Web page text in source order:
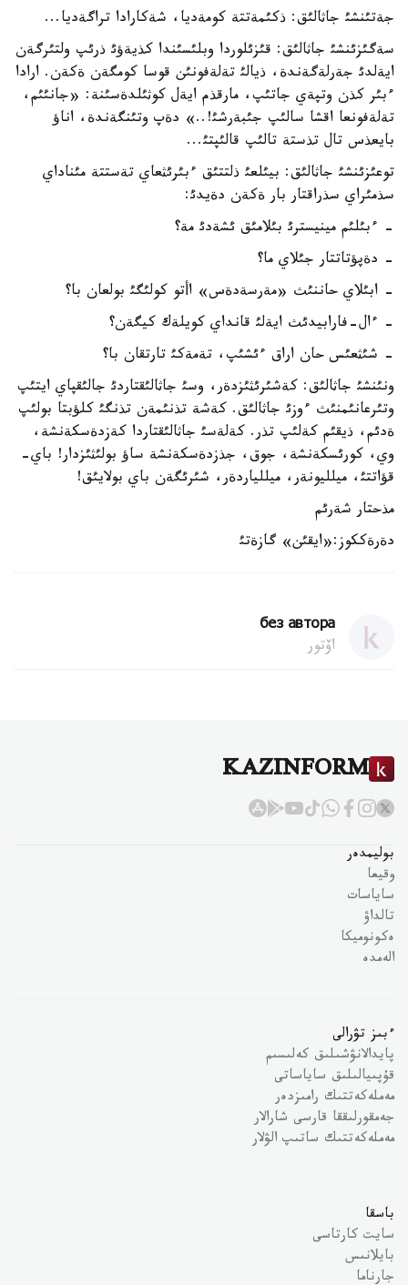
جةتئنشئ جاثالئق: ذكئمةتتة كومةديا، شةكارادا تراگةديا...
سةگئزئنشئ جاثالئق: قئزئلوردا وبلئسئندا كذيةؤئ ذرئپ ولتئرگةن
ايةلدئ جةرلةگةندة، ذيالئ تةلةفونئن قوسا كومگةن ةكةن. ارادا
ءبئر كذن وتپةي جاتئپ، مارقذم ايةل كوثئلدةسئنة: «جانئئم،
تةلةفونعا اقشا سالئپ جئبةرشئ!..» دةپ وتئنگةندة، اناؤ
بايعذس تال تذستة تالئپ قالئپتئ...
توعئزئنشئ جاثالئق: بيئلعئ ذلتتئق ءبئرئثعاي تةستتة مئناداي
سذمئراي سذراقتار بار ةكةن دةيدئ:
- ءبئلئم مينيسترئ بئلامئق ئشةدئ مة؟
- دةپؤتاتتار جئلاي ما؟
- ابئلاي حاننئث «مةرسةدةس» اأتو كولئگئ بولعان با؟
- ءال-فارابيدئث ايةلئ قانداي كويلةك كيگةن؟
- شئثعئس حان اراق ءئشئپ، تةمةكئ تارتقان با؟
ونئنشئ جاثالئق: كةشئرئثئزدةر، وسئ جاثالئقتاردئ جالئقپاي ايتئپ
وتئرعانئمنئث ءوزئ جاثالئق. كةشة تذنئمةن تذنگئ كلؤبتا بولئپ
ةدئم، ذيقئم كةلئپ تذر. كةلةسئ جاثالئقتاردا كةزدةسكةنشة،
وي، كورئسكةنشة، جوق، جذزدةسكةنشة ساؤ بولئثئزدار! باي-
قؤاتتئ، ميلليونةر، ميللياردةر، شئرئگةن باي بولايئق!
مذحتار شةرئم
دةرةككوز:«ايقئن» گازةتئ
без автора
اۆتور
KAZINFORM
بوليمدەر
وقيعا
ساياسات
تالداۋ
ەكونوميكا
الەمدە
ءبىز تۋرالى
پايدالانۋشىلىق كەلىسىم
قۇپىيالىلىق ساياساتى
مەملەكەتتىك رامىزدەر
جەمقورلىققا قارسى شارالار
مەملەكەتتىك ساتىپ الۋلار
باسقا
سايت كارتاسى
بايلانىس
جارناما